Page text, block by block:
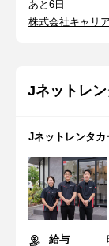
あと6日
株式会社キャリ
Jネットレ
Jネットレンタカ
給与